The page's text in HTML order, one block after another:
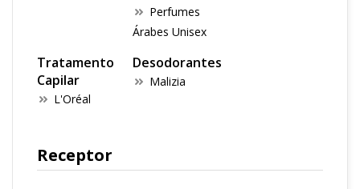
Perfumes
Árabes Unisex
Tratamento
Capilar
L'Oréal
Desodorantes
Malizia
Receptor